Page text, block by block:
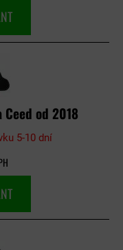
od 2018
5-10 dní